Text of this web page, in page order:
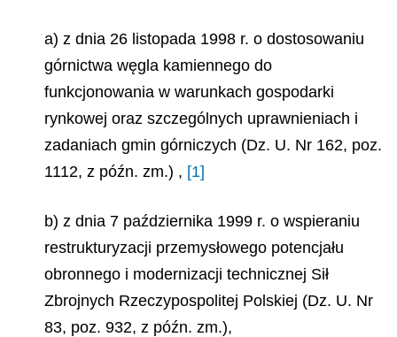
a) z dnia 26 listopada 1998 r. o dostosowaniu
górnictwa węgla kamiennego do
funkcjonowania w warunkach gospodarki
rynkowej oraz szczególnych uprawnieniach i
zadaniach gmin górniczych (Dz. U. Nr 162, poz.
1112, z późn. zm.) , [1]
b) z dnia 7 października 1999 r. o wspieraniu
restrukturyzacji przemysłowego potencjału
obronnego i modernizacji technicznej Sił
Zbrojnych Rzeczypospolitej Polskiej (Dz. U. Nr
83, poz. 932, z późn. zm.),